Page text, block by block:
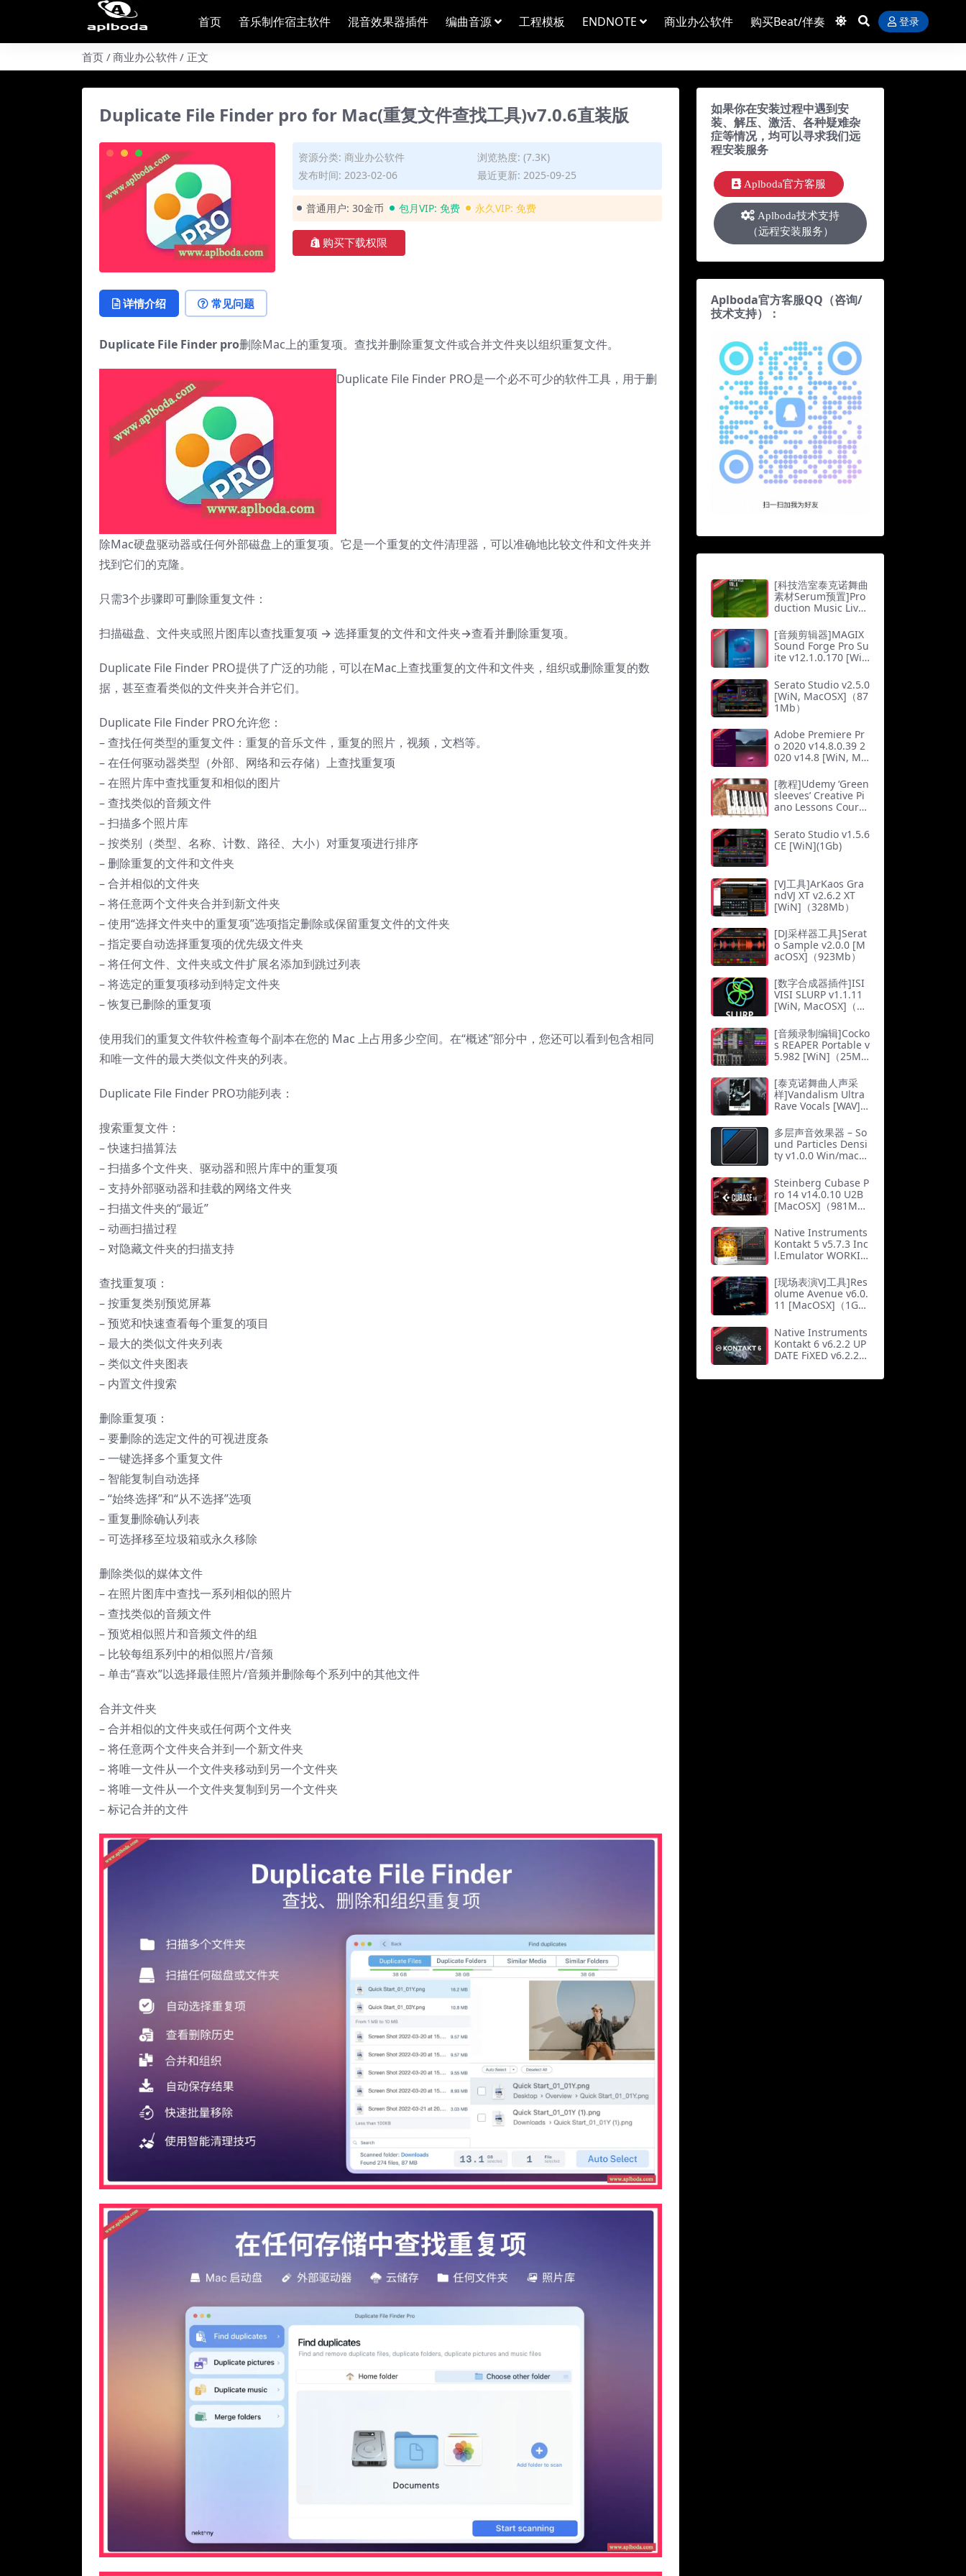
首页 音乐制作宿主软件 混音效果器插件 编曲音源 工程模板 ENDNOTE 商业办公软件 购买Beat/伴奏 登录
首页 商业办公软件 正文
Duplicate File Finder pro for Mac(重复文件查找工具)v7.0.6直装版
资源分类: 商业办公软件
浏览热度: (7.3K)
发布时间: 2023-02-06
最近更新: 2025-09-25
普通用户: 30金币 包月VIP: 免费 永久VIP: 免费
购买下载权限
详情介绍 常见问题
Duplicate File Finder pro删除Mac上的重复项。查找并删除重复文件或合并文件夹以组织重复文件。
Duplicate File Finder PRO是一个必不可少的软件工具，用于删
除Mac硬盘驱动器或任何外部磁盘上的重复项。它是一个重复的文件清理器，可以准确地比较文件和文件夹并
找到它们的克隆。
只需3个步骤即可删除重复文件：
扫描磁盘、文件夹或照片图库以查找重复项 → 选择重复的文件和文件夹→查看并删除重复项。
Duplicate File Finder PRO提供了广泛的功能，可以在Mac上查找重复的文件和文件夹，组织或删除重复的数
据，甚至查看类似的文件夹并合并它们。
Duplicate File Finder PRO允许您：
– 查找任何类型的重复文件：重复的音乐文件，重复的照片，视频，文档等。
– 在任何驱动器类型（外部、网络和云存储）上查找重复项
– 在照片库中查找重复和相似的图片
– 查找类似的音频文件
– 扫描多个照片库
– 按类别（类型、名称、计数、路径、大小）对重复项进行排序
– 删除重复的文件和文件夹
– 合并相似的文件夹
– 将任意两个文件夹合并到新文件夹
– 使用“选择文件夹中的重复项”选项指定删除或保留重复文件的文件夹
– 指定要自动选择重复项的优先级文件夹
– 将任何文件、文件夹或文件扩展名添加到跳过列表
– 将选定的重复项移动到特定文件夹
– 恢复已删除的重复项
使用我们的重复文件软件检查每个副本在您的 Mac 上占用多少空间。在“概述”部分中，您还可以看到包含相同
和唯一文件的最大类似文件夹的列表。
Duplicate File Finder PRO功能列表：
搜索重复文件：
– 快速扫描算法
– 扫描多个文件夹、驱动器和照片库中的重复项
– 支持外部驱动器和挂载的网络文件夹
– 扫描文件夹的“最近”
– 动画扫描过程
– 对隐藏文件夹的扫描支持
查找重复项：
– 按重复类别预览屏幕
– 预览和快速查看每个重复的项目
– 最大的类似文件夹列表
– 类似文件夹图表
– 内置文件搜索
删除重复项：
– 要删除的选定文件的可视进度条
– 一键选择多个重复文件
– 智能复制自动选择
– “始终选择”和“从不选择”选项
– 重复删除确认列表
– 可选择移至垃圾箱或永久移除
删除类似的媒体文件
– 在照片图库中查找一系列相似的照片
– 查找类似的音频文件
– 预览相似照片和音频文件的组
– 比较每组系列中的相似照片/音频
– 单击“喜欢”以选择最佳照片/音频并删除每个系列中的其他文件
合并文件夹
– 合并相似的文件夹或任何两个文件夹
– 将任意两个文件夹合并到一个新文件夹
– 将唯一文件从一个文件夹移动到另一个文件夹
– 将唯一文件从一个文件夹复制到另一个文件夹
– 标记合并的文件
如果你在安装过程中遇到安
装、解压、激活、各种疑难杂
症等情况，均可以寻求我们远
程安装服务
Aplboda官方客服
Aplboda技术支持
（远程安装服务）
Aplboda官方客服QQ（咨询/
技术支持）：
[科技浩室泰克诺舞曲
素材Serum预置]Pro
duction Music Live
Production Suite Ba
sic Edition [WAV, Mi
Di]（802Mb）
[音频剪辑器]MAGIX
Sound Forge Pro Su
ite v12.1.0.170 [Wi
Serato Studio v2.5.0
[WiN, MacOSX]（87
1Mb）
Adobe Premiere Pr
o 2020 v14.8.0.39 2
020 v14.8 [WiN, Ma
[教程]Udemy ‘Green
sleeves’ Creative Pi
ano Lessons Course
Serato Studio v1.5.6
CE [WiN](1Gb)
[VJ工具]ArKaos Gra
ndVJ XT v2.6.2 XT
[WiN]（328Mb）
[DJ采样器工具]Serat
o Sample v2.0.0 [M
acOSX]（923Mb）
[数字合成器插件]ISI
VISI SLURP v1.1.11
[WiN, MacOSX]（61
[音频录制编辑]Cocko
s REAPER Portable v
5.982 [WiN]（25M
[泰克诺舞曲人声采
样]Vandalism Ultra
Rave Vocals [WAV]
多层声音效果器 – So
und Particles Densi
ty v1.0.0 Win/macO
Steinberg Cubase P
ro 14 v14.0.10 U2B
[MacOSX]（981M
Native Instruments
Kontakt 5 v5.7.3 Inc
l.Emulator WORKIN
b）
[现场表演VJ工具]Res
olume Avenue v6.0.
11 [MacOSX]（1G
Native Instruments
Kontakt 6 v6.2.2 UP
DATE FiXED v6.2.2
91Gb）